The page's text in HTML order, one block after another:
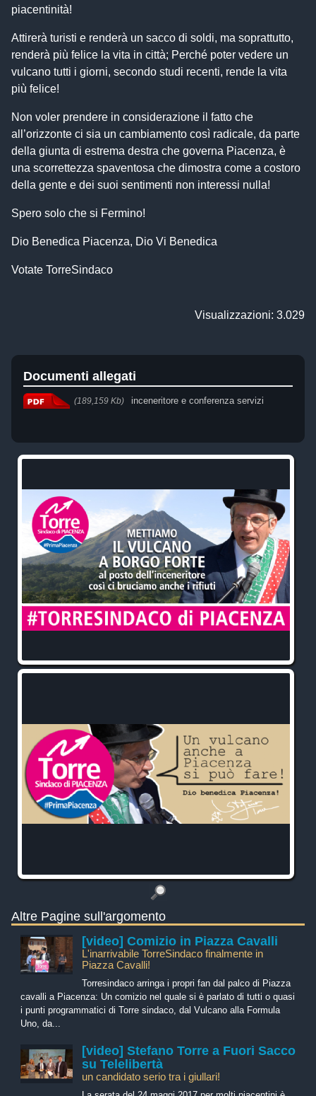
piacentinità!
Attirerà turisti e renderà un sacco di soldi, ma soprattutto,
renderà più felice la vita in città; Perché poter vedere un
vulcano tutti i giorni, secondo studi recenti, rende la vita
più felice!
Non voler prendere in considerazione il fatto che
all’orizzonte ci sia un cambiamento così radicale, da parte
della giunta di estrema destra che governa Piacenza, è
una scorrettezza spaventosa che dimostra come a costoro
della gente e dei suoi sentimenti non interessi nulla!
Spero solo che si Fermino!
Dio Benedica Piacenza, Dio Vi Benedica
Votate TorreSindaco
Visualizzazioni: 3.029
Documenti allegati
(189,159 Kb) inceneritore e conferenza servizi
Altre Pagine sull'argomento
[video] Comizio in Piazza Cavalli
L'inarrivabile TorreSindaco finalmente in
Piazza Cavalli!
Torresindaco arringa i propri fan dal palco di Piazza
cavalli a Piacenza: Un comizio nel quale si è parlato di tutti o quasi
i punti programmatici di Torre sindaco, dal Vulcano alla Formula
Uno, da...
[video] Stefano Torre a Fuori Sacco
su Telelibertà
un candidato serio tra i giullari!